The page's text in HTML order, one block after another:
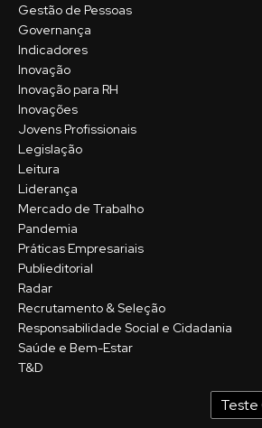
Teste
Gestão de Pessoas
Governança
Indicadores
Inovação
Inovação para RH
Inovações
Jovens Profissionais
Legislação
Leitura
Liderança
Mercado de Trabalho
Pandemia
Práticas Empresariais
Publieditorial
Radar
Recrutamento & Seleção
Responsabilidade Social e Cidadania
Saúde e Bem-Estar
T&D